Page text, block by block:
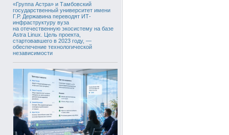
«Группа Астра» и Тамбовский
государственный университет имени
Г.Р. Державина переводят ИТ-
инфраструктуру вуза
на отечественную экосистему на базе
Astra Linux. Цель проекта,
стартовавшего в 2023 году, —
обеспечение технологической
независимости